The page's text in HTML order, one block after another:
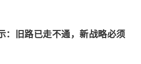
：旧路已走不通，新战略必须